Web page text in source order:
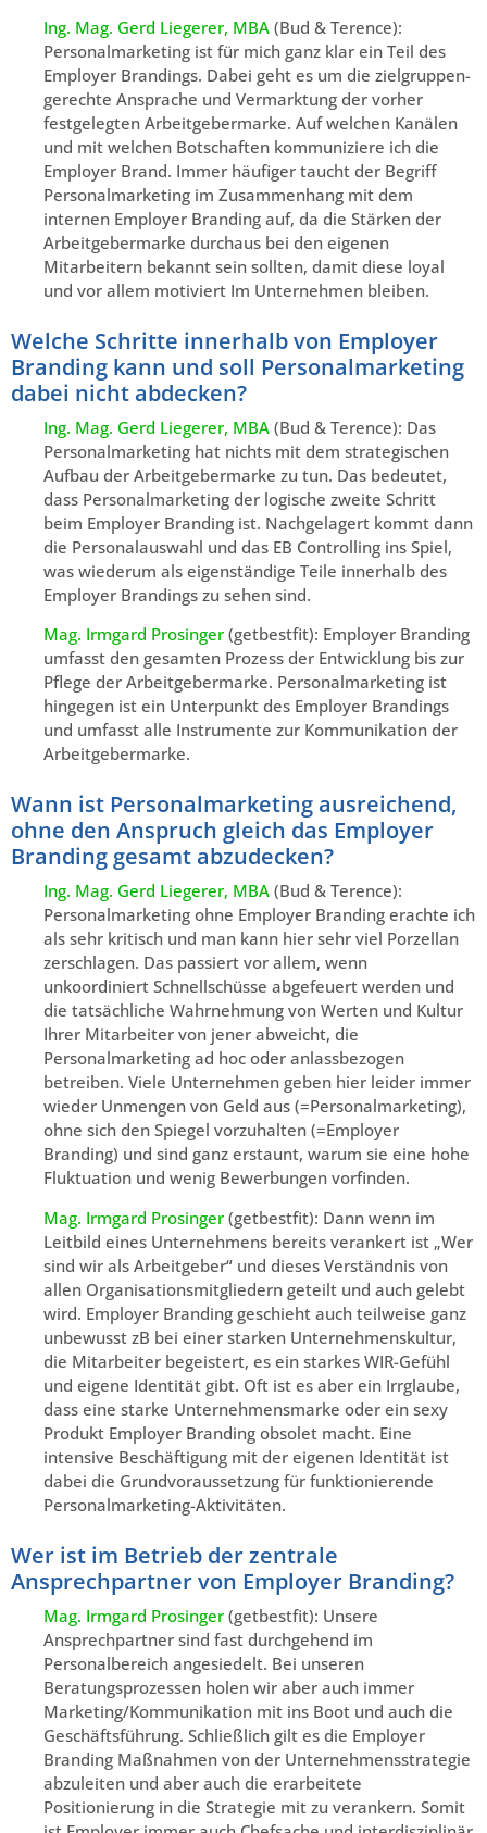
Ing. Mag. Gerd Liegerer, MBA (Bud & Terence):
Personalmarketing ist für mich ganz klar ein Teil des
Employer Brandings. Dabei geht es um die zielgruppen-
gerechte Ansprache und Vermarktung der vorher
festgelegten Arbeitgebermarke. Auf welchen Kanälen
und mit welchen Botschaften kommuniziere ich die
Employer Brand. Immer häufiger taucht der Begriff
Personalmarketing im Zusammenhang mit dem
internen Employer Branding auf, da die Stärken der
Arbeitgebermarke durchaus bei den eigenen
Mitarbeitern bekannt sein sollten, damit diese loyal
und vor allem motiviert Im Unternehmen bleiben.
Welche Schritte innerhalb von Employer
Branding kann und soll Personalmarketing
dabei nicht abdecken?
Ing. Mag. Gerd Liegerer, MBA (Bud & Terence): Das
Personalmarketing hat nichts mit dem strategischen
Aufbau der Arbeitgebermarke zu tun. Das bedeutet,
dass Personalmarketing der logische zweite Schritt
beim Employer Branding ist. Nachgelagert kommt dann
die Personalauswahl und das EB Controlling ins Spiel,
was wiederum als eigenständige Teile innerhalb des
Employer Brandings zu sehen sind.
Mag. Irmgard Prosinger (getbestfit): Employer Branding
umfasst den gesamten Prozess der Entwicklung bis zur
Pflege der Arbeitgebermarke. Personalmarketing ist
hingegen ist ein Unterpunkt des Employer Brandings
und umfasst alle Instrumente zur Kommunikation der
Arbeitgebermarke.
Wann ist Personalmarketing ausreichend,
ohne den Anspruch gleich das Employer
Branding gesamt abzudecken?
Ing. Mag. Gerd Liegerer, MBA (Bud & Terence):
Personalmarketing ohne Employer Branding erachte ich
als sehr kritisch und man kann hier sehr viel Porzellan
zerschlagen. Das passiert vor allem, wenn
unkoordiniert Schnellschüsse abgefeuert werden und
die tatsächliche Wahrnehmung von Werten und Kultur
Ihrer Mitarbeiter von jener abweicht, die
Personalmarketing ad hoc oder anlassbezogen
betreiben. Viele Unternehmen geben hier leider immer
wieder Unmengen von Geld aus (=Personalmarketing),
ohne sich den Spiegel vorzuhalten (=Employer
Branding) und sind ganz erstaunt, warum sie eine hohe
Fluktuation und wenig Bewerbungen vorfinden.
Mag. Irmgard Prosinger (getbestfit): Dann wenn im
Leitbild eines Unternehmens bereits verankert ist „Wer
sind wir als Arbeitgeber“ und dieses Verständnis von
allen Organisationsmitgliedern geteilt und auch gelebt
wird. Employer Branding geschieht auch teilweise ganz
unbewusst zB bei einer starken Unternehmenskultur,
die Mitarbeiter begeistert, es ein starkes WIR-Gefühl
und eigene Identität gibt. Oft ist es aber ein Irrglaube,
dass eine starke Unternehmensmarke oder ein sexy
Produkt Employer Branding obsolet macht. Eine
intensive Beschäftigung mit der eigenen Identität ist
dabei die Grundvoraussetzung für funktionierende
Personalmarketing-Aktivitäten.
Wer ist im Betrieb der zentrale
Ansprechpartner von Employer Branding?
Mag. Irmgard Prosinger (getbestfit): Unsere
Ansprechpartner sind fast durchgehend im
Personalbereich angesiedelt. Bei unseren
Beratungsprozessen holen wir aber auch immer
Marketing/Kommunikation mit ins Boot und auch die
Geschäftsführung. Schließlich gilt es die Employer
Branding Maßnahmen von der Unternehmensstrategie
abzuleiten und aber auch die erarbeitete
Positionierung in die Strategie mit zu verankern. Somit